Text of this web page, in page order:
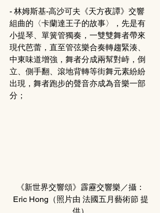
- 林姆斯基-高沙可夫《天方夜譚》交響
組曲的〈卡蘭達王子的故事〉，先是有
小提琴、單簧管獨奏，一雙雙舞者帶來
現代芭蕾，直至管弦樂合奏轉趨緊湊、
中東味道增強，舞者分成兩幫對峙，倒
立、側手翻、滾地背轉等街舞元素紛紛
出現，舞者跑步的聲音亦成為音樂一部
分；
《新世界交響頌》霹靂交響樂／攝：
Eric Hong （照片由 法國五月藝術節 提